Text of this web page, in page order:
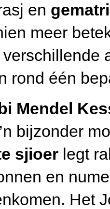
en
meer
rond één
Mendel
bijzonder
sjioer legt
en
Het